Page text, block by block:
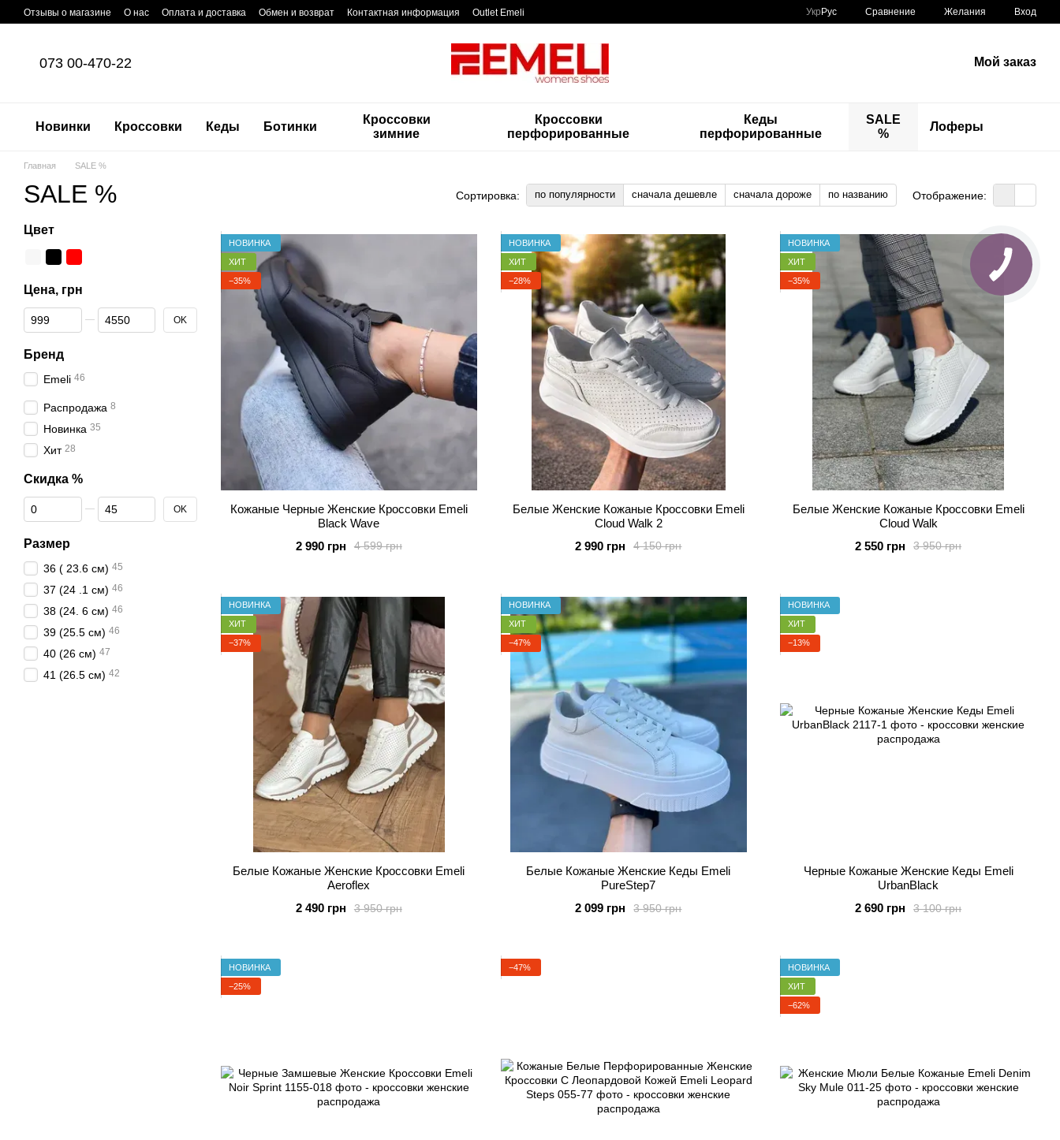
Перейти к основному контенту
Отзывы о магазине О нас Оплата и доставка Обмен и возврат Контактная информация Outlet Emeli Укр Рус Сравнение Желания Вход
073 00-470-22 Мой заказ
Новинки Кроссовки Кеды Ботинки
Кроссовки
зимние
Кроссовки
перфорированные
Кеды
перфорированные
SALE
%​​​​​​​
Лоферы
Главная SALE %​​​​​​​
SALE %​​​​​​​ Сортировка: по популярности сначала дешевле сначала дороже по названию Отображение:
НОВИНКА
ХИТ
−35%
Кожаные Черные Женские Кроссовки Emeli
Black Wave
4 599 грн
2 990 грн
НОВИНКА
ХИТ
−28%
Белые Женские Кожаные Кроссовки Emeli
Cloud Walk 2
4 150 грн
2 990 грн
НОВИНКА
ХИТ
−35%
Белые Женские Кожаные Кроссовки Emeli
Cloud Walk
3 950 грн
2 550 грн
НОВИНКА
ХИТ
−37%
Белые Кожаные Женские Кроссовки Emeli
Aeroflex
3 950 грн
2 490 грн
НОВИНКА
ХИТ
−47%
Белые Кожаные Женские Кеды Emeli
PureStep7
3 950 грн
2 099 грн
НОВИНКА
ХИТ
−13%
Черные Кожаные Женские Кеды Emeli
UrbanBlack
3 100 грн
2 690 грн
НОВИНКА
−25%
−47%
НОВИНКА
ХИТ
−62%
Цвет
Цена, грн
От Цена, грн
До Цена, грн OK
Бренд
Emeli 46
Распродажа 8
Новинка 35
Хит 28
Скидка %
От Скидка %
До Скидка % OK
Размер
36 ( 23.6 см) 45
37 (24 .1 см) 46
38 (24. 6 см) 46
39 (25.5 см) 46
40 (26 см) 47
41 (26.5 см) 42